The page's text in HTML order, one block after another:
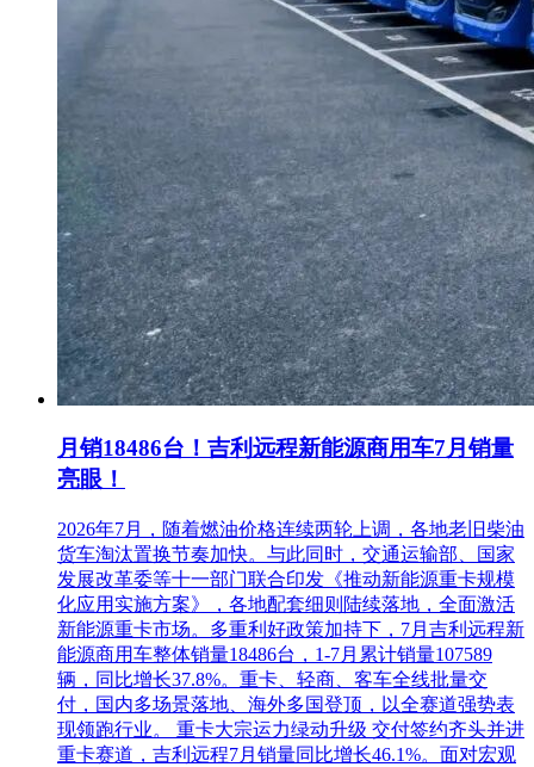
月销18486台！吉利远程新能源商用车7月销量
亮眼！
2026年7月，随着燃油价格连续两轮上调，各地老旧柴油
货车淘汰置换节奏加快。与此同时，交通运输部、国家
发展改革委等十一部门联合印发《推动新能源重卡规模
化应用实施方案》，各地配套细则陆续落地，全面激活
新能源重卡市场。多重利好政策加持下，7月吉利远程新
能源商用车整体销量18486台，1-7月累计销量107589
辆，同比增长37.8%。重卡、轻商、客车全线批量交
付，国内多场景落地、海外多国登顶，以全赛道强势表
现领跑行业。 重卡大宗运力绿动升级 交付签约齐头并进
重卡赛道，吉利远程7月销量同比增长46.1%。面对宏观